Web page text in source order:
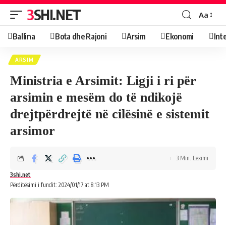
3SHI.NET Aa
Ballina Bota dhe Rajoni Arsim Ekonomi
ARSIM
Ministria e Arsimit: Ligji i ri për
arsimin e mesëm do të ndikojë
drejtpërdrejtë në cilësinë e sistemit
arsimor
Përditësimi i fundit: 2024/01/17 at 8:13 PM
3shi.net
3 Min. Leximi